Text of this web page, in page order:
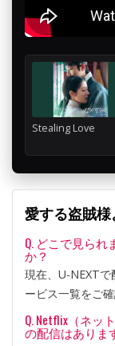
Stealing Love
愛する盗賊様
Q. どこで見ら
か？
現在、U-NEXT
ービス一覧をご確
Q. Netflix（ネッ
の配信はありま